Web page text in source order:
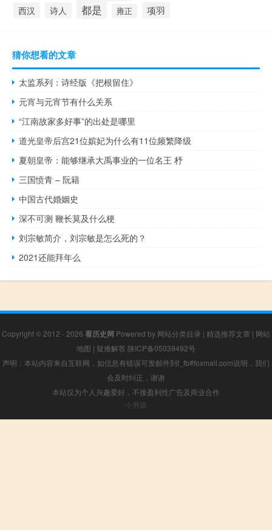
西汉 诗人 都是 雍正 项羽
猜你想看的文章
太监系列：诗经版《把根留住》
元宵与元宵节有什么关系
“江南故家多好事”的出处是哪里
道光皇帝后宫21位嫔妃为什么有11位频繁降级
夏朝皇帝：能够继承大禹事业的一位名王 杼
三国愤青 – 阮籍
中国古代婚姻史
深不可测 鞭长莫及什么梗
刘宗敏简介，刘宗敏是怎么死的？
2021还能拜年么
Copyright © 2012 - 2026 看历史网 Powered by 网站分类目录 | 精选推荐文章 | 网站
地图 | 疑难解答 陕ICP备05039492号
声明：本站内容来自互联网，如信息有错误可发邮件到f_fb#foxmail.com说明，我们
会及时纠正，谢谢
本站仅为个人兴趣爱好，不接盈利性广告及商业合作
小男孩